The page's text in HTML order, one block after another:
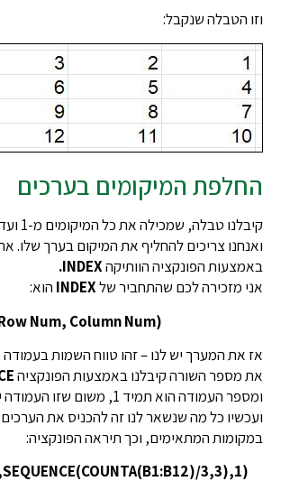
וזו הטבלה שנקבל:
החלפת המיקומים בערכים
קיבלנו טבלה, שמכילה את כל המיקומים מ-1 ועד 12,
ואנחנו צריכים להחליף את המיקום בערך שלו.
באמצעות הפונקציה הוותיקהINDEX.
אני מזכירה לכם שהתחביר שלINDEX הוא:
Num, Column Num)
אז את המערך יש לנו – זהו טווח השמות בעמודה B;
את מספר השורה קיבלנו באמצעות הפונקציה
ומספר העמודה הוא תמיד 1, משום שזו העמודה יחידה בטווח
ועכשיו כל מה שנשאר לנו זה להכניס את
במקומות המתאימים, וכך תיראה הפונקציה:
3,3),1)